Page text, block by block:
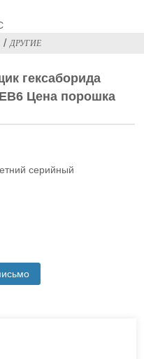
ДРУГИЕ
гексаборида
Цена порошка
серийный